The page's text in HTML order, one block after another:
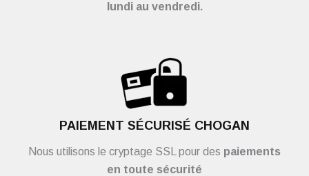
lundi au vendredi.
PAIEMENT SÉCURISÉ CHOGAN
Nous utilisons le cryptage SSL pour des paiements
en toute sécurité